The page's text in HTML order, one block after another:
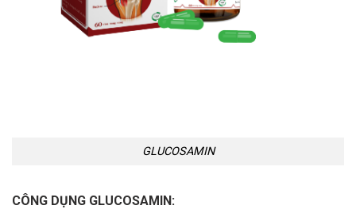
GLUCOSAMIN
CÔNG DỤNG GLUCOSAMIN: